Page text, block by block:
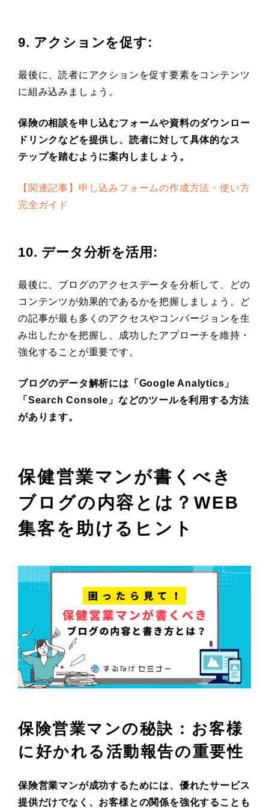
9. アクションを促す:
最後に、読者にアクションを促す要素をコンテンツ
に組み込みましょう。
保険の相談を申し込むフォームや資料のダウンロー
ドリンクなどを提供し、読者に対して具体的なス
テップを踏むように案内しましょう。
【関連記事】申し込みフォームの作成方法・使い方
完全ガイド
10. データ分析を活用 :
最後に、ブログのアクセスデータを分析して、どの
コンテンツが効果的であるかを把握しましょう。ど
の記事が最も多くのアクセスやコンバージョンを生
み出したかを把握し、成功したアプローチを維持・
強化することが重要です。
ブログのデータ解析には「Google Analytics」
「Search Console」などのツールを利用する方法
があります。
保健営業マンが書くべき
ブログの内容とは？WEB
集客を助けるヒント
保険営業マンの秘訣：お客様
に好かれる活動報告の重要性
保険営業マンが成功するためには、優れたサービス
提供だけでなく、お客様との関係を強化することも